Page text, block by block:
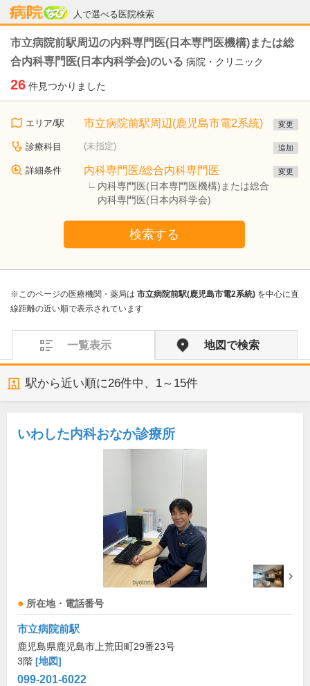
人で選べる医院検索
病院なび
市立病院前駅周辺の内科専門医(日本専門医機構)または総
合内科専門医(日本内科学会)のいる 病院・クリニック
26 件見つかりました
エリア/駅 市立病院前駅周辺(鹿児島市電2系統) 変更
診療科目 (未指定) 追加
詳細条件 内科専門医/総合内科専門医
内科専門医(日本専門医機構)または総合
内科専門医(日本内科学会)
変更
検索する
※このページの医療機関・薬局は 市立病院前駅(鹿児島市電2系統) を中心に直
線距離の近い順で表示されています
一覧表示 地図で検索
駅から近い順に26件中、 1～15件
いわした内科おなか診療所
所在地・電話番号
市立病院前駅
鹿児島県鹿児島市上荒田町29番23号
3階 [地図]
099-201-6022